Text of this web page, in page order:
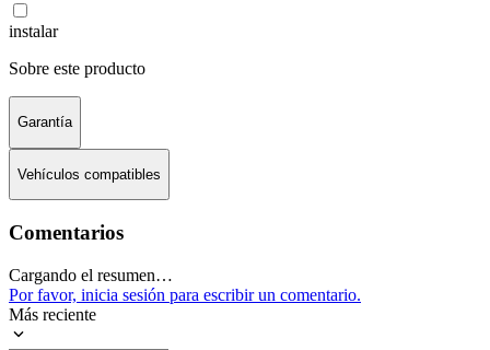
instalar
Sobre este producto
Garantía
Vehículos compatibles
Comentarios
Cargando el resumen…
Por favor, inicia sesión para escribir un comentario.
Más reciente